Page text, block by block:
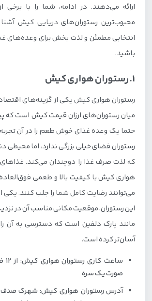
ارائه می‌دهند. در ادامه، شما را با برخی
محبوب‌ترین رستوران‌های دریایی کیش
انتخابی مطمئن و لذت بخش برای وعده‌های
باشید.
1. رستوران هواری کیش
رستوران هواری کیش یکی از گزینه‌های
میان رستوران‌های ارزان قیمت کیش است که
حتما یک وعده غذای خوش طعم را در آن تجربه
رستوران فضای خیلی بزرگی ندارد، اما محیطی
که لذت صرف غذا را دوچندان می‌کند. غذاهای
هواری کیش با کیفیت بالا و طعمی
می‌توانند رضایت کامل شما را جلب کنند.
این رستوران، موقعیت مکانی مناسب آن در
مانند پارک دلفین است که دسترسی به آن
آسان‌تر کرده است.
صورت یک سره
آدرس رستوران هواری کیش: شهرک صدف،